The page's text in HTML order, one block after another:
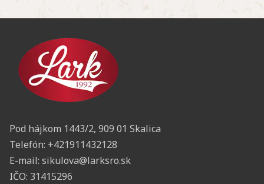
Pod hájkom 1443/2, 909 01 Skalica
Telefón: +421911432128
E-mail: sikulova@larksro.sk
IČO: 31415296